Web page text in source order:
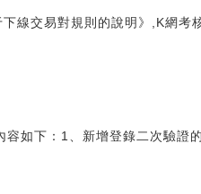
線交易對規則的說明》,K網考
如下：1、新增登錄二次驗證